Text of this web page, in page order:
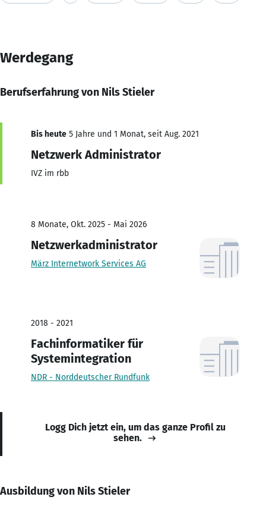
Werdegang
Berufserfahrung von Nils Stieler
Bis heute 5 Jahre und 1 Monat, seit Aug. 2021
Netzwerk Administrator
IVZ im rbb
8 Monate, Okt. 2025 - Mai 2026
Netzwerkadministrator
März Internetwork Services AG
2018 - 2021
Fachinformatiker für
Systemintegration
NDR - Norddeutscher Rundfunk
Logg Dich jetzt ein, um das ganze Profil zu
sehen.
Ausbildung von Nils Stieler